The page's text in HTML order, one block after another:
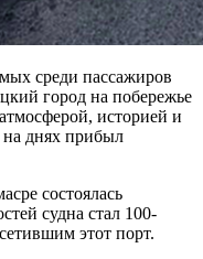
среди пассажиров
город на побережье
историей и
днях прибыл
состоялась
судна стал 100-
этот порт.